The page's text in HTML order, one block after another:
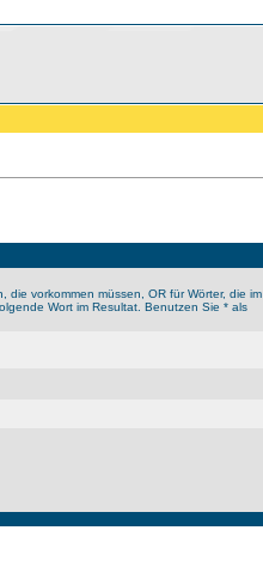
die vorkommen müssen, OR für Wörter, die im
Wort im Resultat. Benutzen Sie * als